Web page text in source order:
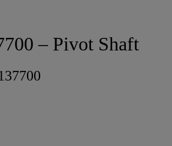
– Pivot Shaft